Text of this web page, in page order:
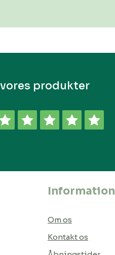
produkter
Information
Om os
Kontakt os